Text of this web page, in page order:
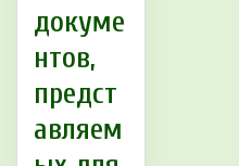
докуме
нтов,
предст
авляем